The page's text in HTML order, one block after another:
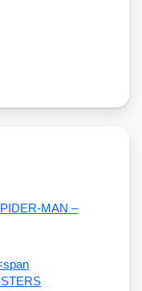
MAN –